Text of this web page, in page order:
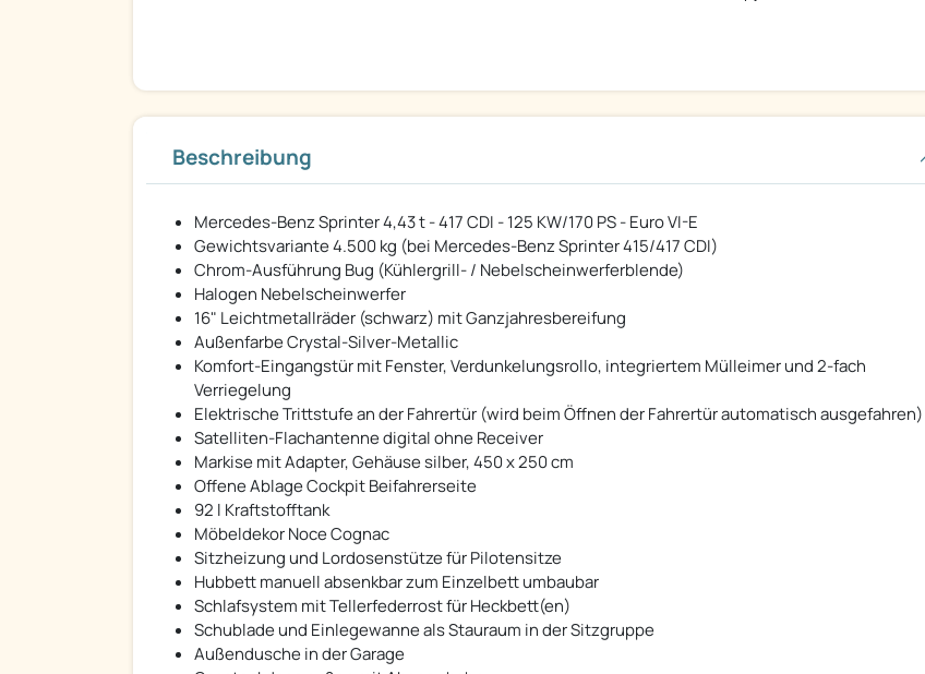
Beschreibung
Mercedes-Benz Sprinter 4,43 t - 417 CDI - 125 KW/170 PS - Euro VI-E
Gewichtsvariante 4.500 kg (bei Mercedes-Benz Sprinter 415/417 CDI)
Chrom-Ausführung Bug (Kühlergrill- / Nebelscheinwerferblende)
Halogen Nebelscheinwerfer
16" Leichtmetallräder (schwarz) mit Ganzjahresbereifung
Außenfarbe Crystal-Silver-Metallic
Komfort-Eingangstür mit Fenster, Verdunkelungsrollo, integriertem Mülleimer und 2-fach
Verriegelung
Elektrische Trittstufe an der Fahrertür (wird beim Öffnen der Fahrertür automatisch ausgefahren)
Satelliten-Flachantenne digital ohne Receiver
Markise mit Adapter, Gehäuse silber, 450 x 250 cm
Offene Ablage Cockpit Beifahrerseite
92 l Kraftstofftank
Möbeldekor Noce Cognac
Sitzheizung und Lordosenstütze für Pilotensitze
Hubbett manuell absenkbar zum Einzelbett umbaubar
Schlafsystem mit Tellerfederrost für Heckbett(en)
Schublade und Einlegewanne als Stauraum in der Sitzgruppe
Außendusche in der Garage